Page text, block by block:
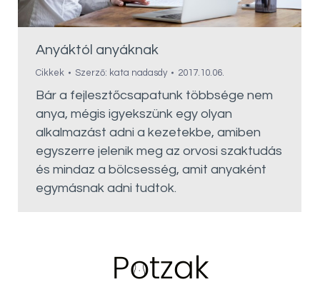
Anyáktól anyáknak
Cikkek Szerző: kata nadasdy 2017.10.06.
Bár a fejlesztőcsapatunk többsége nem
anya, mégis igyekszünk egy olyan
alkalmazást adni a kezetekbe, amiben
egyszerre jelenik meg az orvosi szaktudás
és mindaz a bölcsesség, amit anyaként
egymásnak adni tudtok.